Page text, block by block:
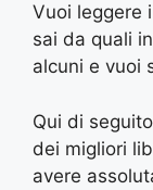
Vuoi leggere
sai da quali
alcuni e vuoi
Qui di
dei migliori
avere